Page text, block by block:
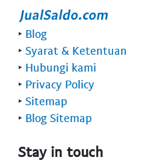
‣ Blog
‣ Syarat & Ketentuan
‣ Hubungi kami
‣ Privacy Policy
‣ Sitemap
‣ Blog Sitemap
Stay in touch